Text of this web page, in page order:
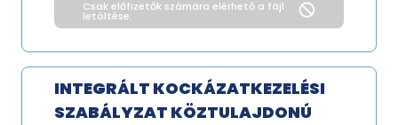
Csak előfizetők számára elérhető a fájl
letöltése.
INTEGRÁLT KOCKÁZATKEZELÉSI
SZABÁLYZAT KÖZTULAJDONÚ